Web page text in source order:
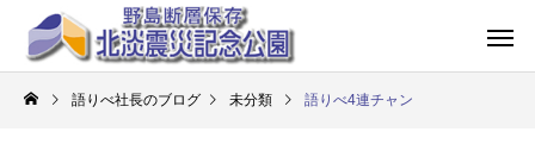
語りべ社長のブログ 未分類 語りべ4連チャン